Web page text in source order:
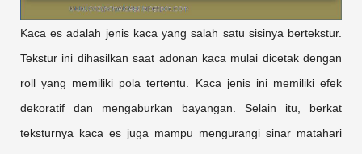
Kaca es adalah jenis kaca yang salah satu sisinya bertekstur.
Tekstur ini dihasilkan saat adonan kaca mulai dicetak dengan
roll yang memiliki pola tertentu. Kaca jenis ini memiliki efek
dekoratif dan mengaburkan bayangan. Selain itu, berkat
teksturnya kaca es juga mampu mengurangi sinar matahari